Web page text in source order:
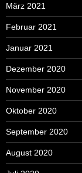
März 2021
Februar 2021
Januar 2021
Dezember 2020
November 2020
Oktober 2020
September 2020
August 2020